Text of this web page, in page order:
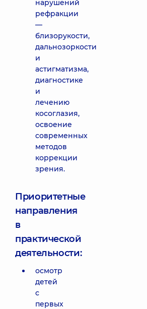
нарушений
рефракции
—
близорукости,
дальнозоркости
и
астигматизма,
диагностике
и
лечению
косоглазия,
освоение
современных
методов
коррекции
зрения.
Приоритетные
направления
в
практической
деятельности:
осмотр
детей
с
первых